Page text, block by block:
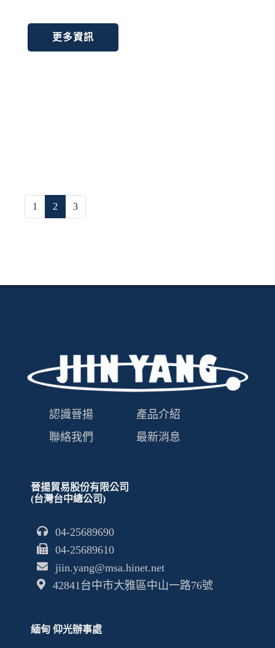
更多資訊
1 2 3
認識晉揚
產品介紹
聯絡我們
最新消息
晉揚貿易股份有限公司
(台灣台中總公司)
04-25689690
04-25689610
jiin.yang@msa.hinet.net
42841台中市大雅區中山一路76號
緬甸 仰光辦事處